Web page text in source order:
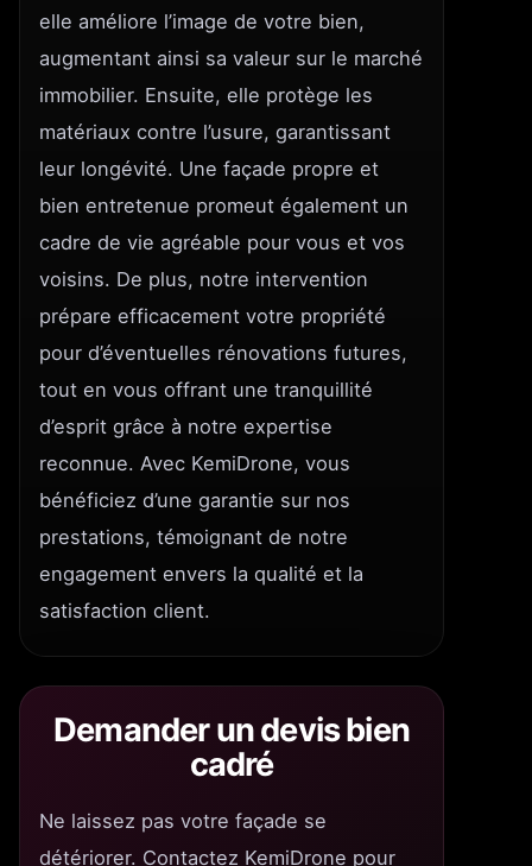
elle améliore l’image de votre bien,
augmentant ainsi sa valeur sur le marché
immobilier. Ensuite, elle protège les
matériaux contre l’usure, garantissant
leur longévité. Une façade propre et
bien entretenue promeut également un
cadre de vie agréable pour vous et vos
voisins. De plus, notre intervention
prépare efficacement votre propriété
pour d’éventuelles rénovations futures,
tout en vous offrant une tranquillité
d’esprit grâce à notre expertise
reconnue. Avec KemiDrone, vous
bénéficiez d’une garantie sur nos
prestations, témoignant de notre
engagement envers la qualité et la
satisfaction client.
Demander un devis bien
cadré
Ne laissez pas votre façade se
détériorer. Contactez KemiDrone pour